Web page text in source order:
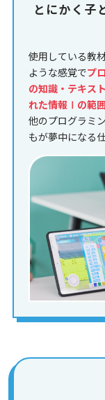
とにかく子
使用している教
ような感覚でプ
の知識・テキス
れた情報Ⅰの範
他のプログラミ
もが夢中になる